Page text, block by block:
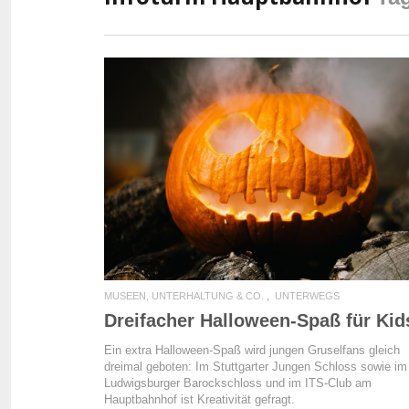
READ MORE
MUSEEN, UNTERHALTUNG & CO. UNTERWEGS
Dreifacher Halloween-Spaß für
Ein extra Halloween-Spaß wird jungen Gruselfans gleich
dreimal geboten: Im Stuttgarter Jungen Schloss sowie im
Ludwigsburger Barockschloss und im ITS-Club am
Hauptbahnhof ist Kreativität gefragt.